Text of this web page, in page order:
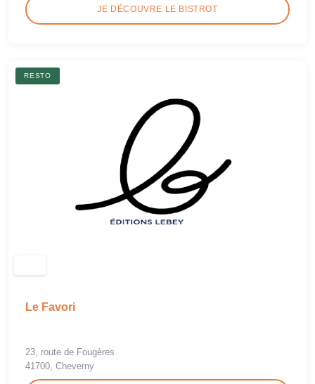
JE DÉCOUVRE LE BISTROT
RESTO
Le Favori
23, route de Fougères
41700, Cheverny